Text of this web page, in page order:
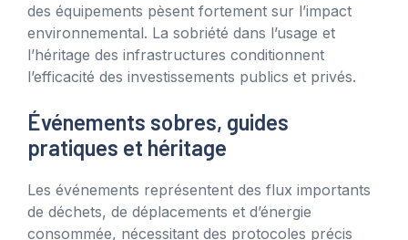
des équipements pèsent fortement sur l’impact
environnemental. La sobriété dans l’usage et
l’héritage des infrastructures conditionnent
l’efficacité des investissements publics et privés.
Événements sobres, guides
pratiques et héritage
Les événements représentent des flux importants
de déchets, de déplacements et d’énergie
consommée, nécessitant des protocoles précis